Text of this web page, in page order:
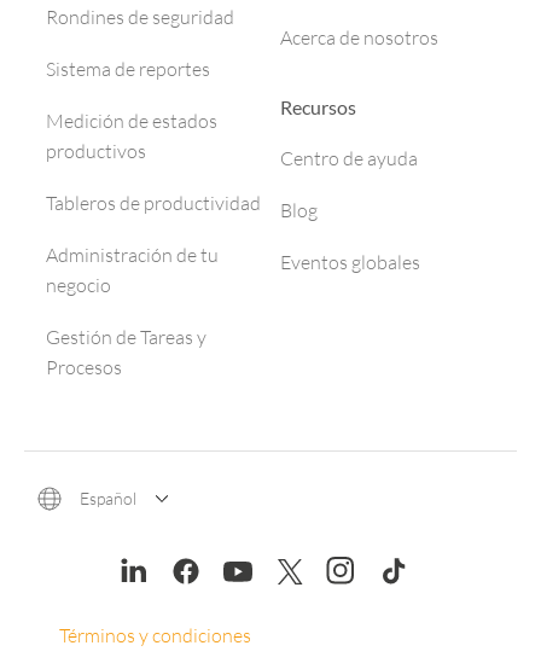
Rondines de seguridad
Sistema de reportes
Medición de estados
productivos
Tableros de productividad
Administración de tu
negocio
Gestión de Tareas y
Procesos
Acerca de nosotros
Recursos
Centro de ayuda
Blog
Eventos globales
Español
Términos y condiciones